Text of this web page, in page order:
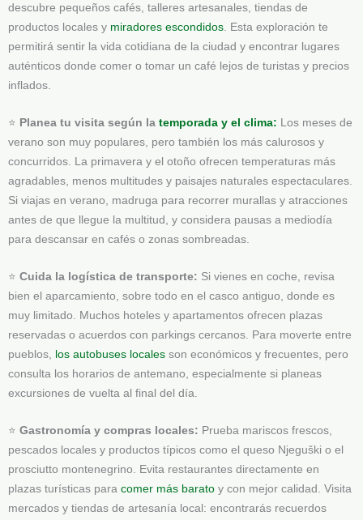
descubre pequeños cafés, talleres artesanales, tiendas de
productos locales y miradores escondidos . Esta exploración te
permitirá sentir la vida cotidiana de la ciudad y encontrar lugares
auténticos donde comer o tomar un café lejos de turistas y precios
inflados.
⭐ Planea tu visita según la temporada y el clima: Los meses de
verano son muy populares, pero también los más calurosos y
concurridos. La primavera y el otoño ofrecen temperaturas más
agradables, menos multitudes y paisajes naturales espectaculares.
Si viajas en verano, madruga para recorrer murallas y atracciones
antes de que llegue la multitud, y considera pausas a mediodía
para descansar en cafés o zonas sombreadas.
⭐ Cuida la logística de transporte: Si vienes en coche, revisa
bien el aparcamiento, sobre todo en el casco antiguo, donde es
muy limitado. Muchos hoteles y apartamentos ofrecen plazas
reservadas o acuerdos con parkings cercanos. Para moverte entre
pueblos, los autobuses locales son económicos y frecuentes, pero
consulta los horarios de antemano, especialmente si planeas
excursiones de vuelta al final del día.
⭐ Gastronomía y compras locales: Prueba mariscos frescos,
pescados locales y productos típicos como el queso Njeguški o el
prosciutto montenegrino. Evita restaurantes directamente en
plazas turísticas para comer más barato y con mejor calidad. Visita
mercados y tiendas de artesanía local: encontrarás recuerdos